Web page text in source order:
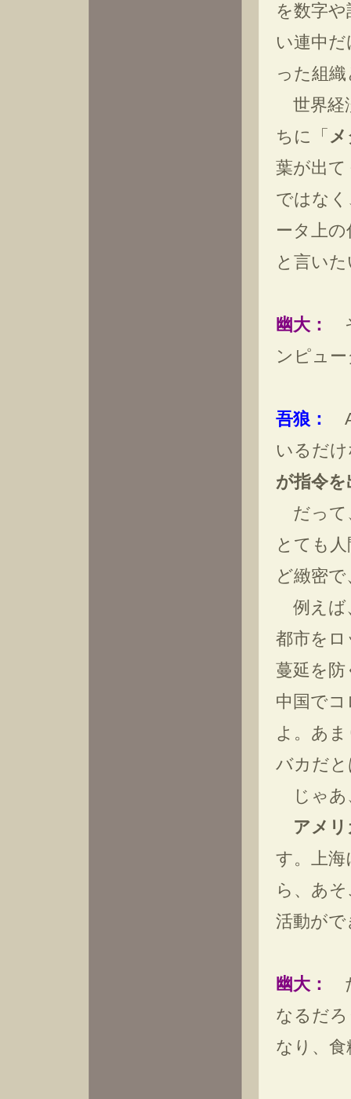
を数字
い連中
った組
世界経
ちに「
葉が出
ではな
ータ上
と言い
幽大：
ンピュ
吾狼：
いるだ
が指令
だって
とても
ど緻密
例えば
都市を
蔓延を
中国で
よ。あ
バカだ
じゃあ
アメ
す。上
ら、あ
活動が
幽大：
なるだ
なり、